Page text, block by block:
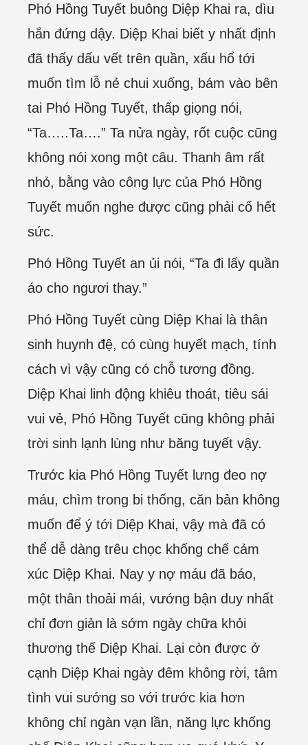
Phó Hồng Tuyết buông Diệp Khai ra, dìu
hắn đứng dậy. Diệp Khai biết y nhất định
đã thấy dấu vết trên quần, xấu hổ tới
muốn tìm lỗ nẻ chui xuống, bám vào bên
tai Phó Hồng Tuyết, thấp giọng nói,
“Ta…..Ta….” Ta nửa ngày, rốt cuộc cũng
không nói xong một câu. Thanh âm rất
nhỏ, bằng vào công lực của Phó Hồng
Tuyết muốn nghe được cũng phải cố hết
sức.
Phó Hồng Tuyết an ủi nói, “Ta đi lấy quần
áo cho ngươi thay.”
Phó Hồng Tuyết cùng Diệp Khai là thân
sinh huynh đệ, có cùng huyết mạch, tính
cách vì vậy cũng có chỗ tương đồng.
Diệp Khai linh động khiêu thoát, tiêu sái
vui vẻ, Phó Hồng Tuyết cũng không phải
trời sinh lạnh lùng như băng tuyết vậy.
Trước kia Phó Hồng Tuyết lưng đeo nợ
máu, chìm trong bi thống, căn bản không
muốn để ý tới Diệp Khai, vậy mà đã có
thể dễ dàng trêu chọc khống chế cảm
xúc Diệp Khai. Nay y nợ máu đã báo,
một thân thoải mái, vướng bận duy nhất
chỉ đơn giản là sớm ngày chữa khỏi
thương thế Diệp Khai. Lại còn được ở
cạnh Diệp Khai ngày đêm không rời, tâm
tình vui sướng so với trước kia hơn
không chỉ ngàn vạn lần, năng lực khống